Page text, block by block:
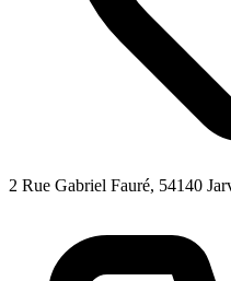
2 Rue Gabriel Fauré, 54140